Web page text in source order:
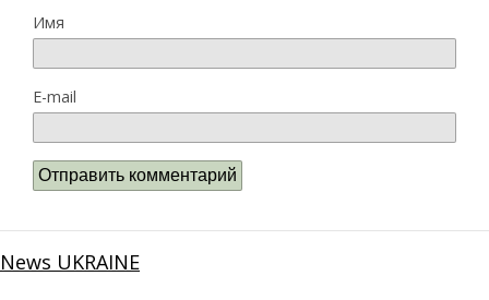
Имя
E-mail
News UKRAINE